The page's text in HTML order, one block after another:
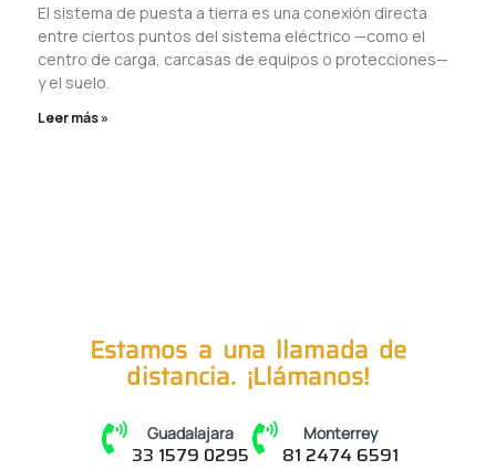
El sistema de puesta a tierra es una conexión directa
entre ciertos puntos del sistema eléctrico —como el
centro de carga, carcasas de equipos o protecciones—
y el suelo.
Leer más »
Estamos a una llamada de
distancia. ¡Llámanos!
Guadalajara
33 1579 0295
Monterrey
81 2474 6591